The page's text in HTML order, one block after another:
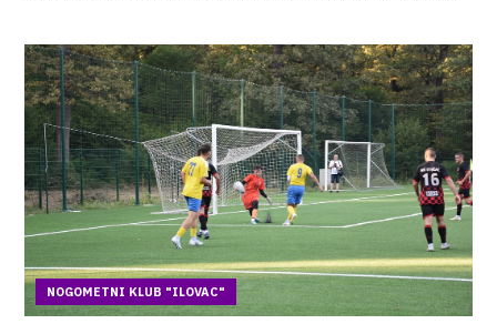
NOGOMETNI KLUB "ILOVAC"